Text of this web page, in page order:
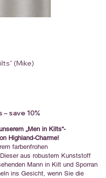
(Mike)
save 10%
„Men in Kilts“-
Highland-Charme!
farbenfrohen
aus robustem Kunststoff
Mann in Kilt und Sporran
ins Gesicht, wenn Sie die